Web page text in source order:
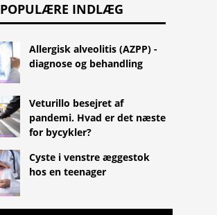
POPULÆRE INDLÆG
Allergisk alveolitis (AZPP) -
diagnose og behandling
Veturillo besejret af
pandemi. Hvad er det næste
for bycykler?
Cyste i venstre æggestok
hos en teenager